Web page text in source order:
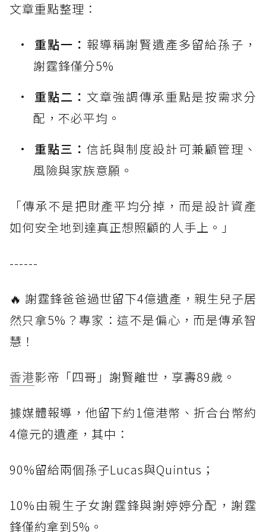
文章重點整理：
重點一： 報導稱謝賢遺產多留給孫子，
謝霆鋒僅分5%
重點二： 文章強調傳承重點是按需求分
配，不必平均。
重點三：信託與制度設計可兼顧管理、
風險與家族意願。
「傳承不是把財產平均分掉，而是設計資產
如何安全地到達真正想照顧的人手上。」
------
🔥 謝霆鋒爸爸過世留下4億遺產，親生兒子居
然只拿5%？專家：這不是偏心，而是傳承智
慧！
香港影帝「四哥」謝賢離世，享壽89歲。
據媒體報導，他留下約1億港幣、折合台幣約
4億元的遺產，其中：
90%留給兩個孫子Lucas與Quintus；
10%由親生子女謝霆鋒與謝婷婷分配，謝霆
鋒僅約拿到5%。